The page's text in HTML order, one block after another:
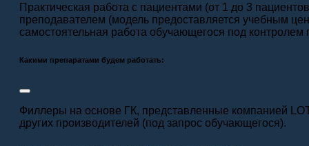
Практическая работа с пациентами (от 1 до 3
преподавателем (модель предоставляется учебным
самостоятельная работа обучающегося под контролем
Какими препаратами будем работать:
Филлеры на основе ГК, представленные компанией
других производителей (под запрос обучающегося).